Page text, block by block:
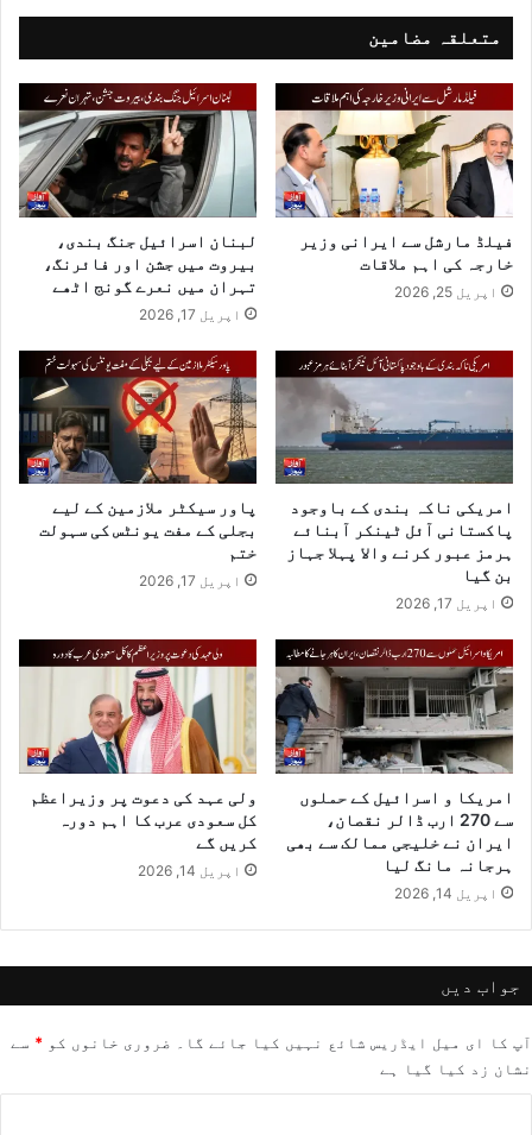
متعلقہ مضامین
فیلڈ مارشل سے ایرانی وزیر
خارجہ کی اہم ملاقات
اپریل 25, 2026
لبنان اسرائیل جنگ بندی،
بیروت میں جشن اور فائرنگ،
تہران میں نعرے گونج اٹھے
اپریل 17, 2026
امریکی ناکہ بندی کے باوجود
پاکستانی آئل ٹینکر آبنائے
ہرمز عبور کرنے والا پہلا جہاز
بن گیا
اپریل 17, 2026
پاور سیکٹر ملازمین کے لیے
بجلی کے مفت یونٹس کی سہولت
ختم
اپریل 17, 2026
امریکا و اسرائیل کے حملوں
سے 270 ارب ڈالر نقصان،
ایران نے خلیجی ممالک سے بھی
ہرجانہ مانگ لیا
اپریل 14, 2026
ولی عہد کی دعوت پر وزیراعظم
کل سعودی عرب کا اہم دورہ
کریں گے
اپریل 14, 2026
جواب دیں
آپ کا ای میل ایڈریس شائع نہیں کیا جائے گا۔ ضروری خانوں کو * سے
نشان زد کیا گیا ہے